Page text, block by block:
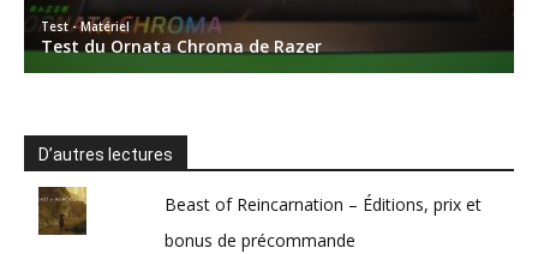
D’autres lectures
Beast of Reincarnation – Éditions, prix et
bonus de précommande